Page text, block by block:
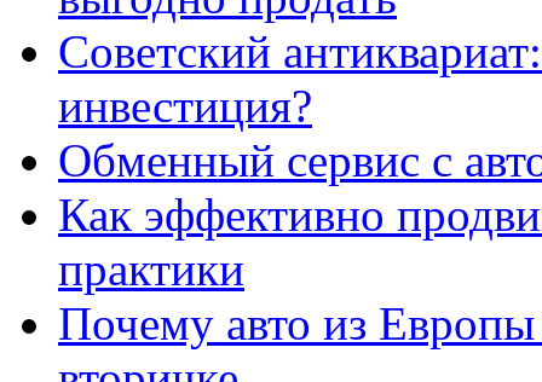
Советский
инвестиция?
Обменный сервис с
Как эффективно
практики
Почему авто из